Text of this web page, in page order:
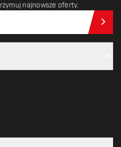
najnowsze oferty.